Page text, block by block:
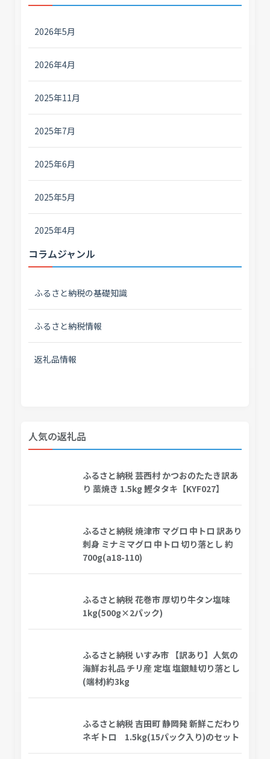
2026年5月
2026年4月
2025年11月
2025年7月
2025年6月
2025年5月
2025年4月
コラムジャンル
ふるさと納税の基礎知識
ふるさと納税情報
返礼品情報
人気の返礼品
ふるさと納税 芸西村 かつおのたたき訳あ
り 藁焼き 1.5kg 鰹タタキ【KYF027】
ふるさと納税 焼津市 マグロ 中トロ 訳あり
刺身 ミナミマグロ 中トロ 切り落とし 約
700g(a18-110)
ふるさと納税 花巻市 厚切り牛タン塩味
1kg(500g×2パック)
ふるさと納税 いすみ市 【訳あり】人気の
海鮮お礼品 チリ産 定塩 塩銀鮭切り落とし
(端材)約3kg
ふるさと納税 吉田町 静岡発 新鮮こだわり
ネギトロ 1.5kg(15パック入り)のセット